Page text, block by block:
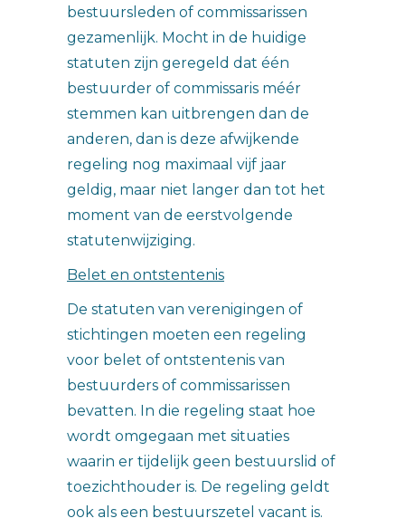
bestuursleden of commissarissen
gezamenlijk. Mocht in de huidige
statuten zijn geregeld dat één
bestuurder of commissaris méér
stemmen kan uitbrengen dan de
anderen, dan is deze afwijkende
regeling nog maximaal vijf jaar
geldig, maar niet langer dan tot het
moment van de eerstvolgende
statutenwijziging.
Belet en ontstentenis
De statuten van verenigingen of
stichtingen moeten een regeling
voor belet of ontstentenis van
bestuurders of commissarissen
bevatten. In die regeling staat hoe
wordt omgegaan met situaties
waarin er tijdelijk geen bestuurslid of
toezichthouder is. De regeling geldt
ook als een bestuurszetel vacant is.